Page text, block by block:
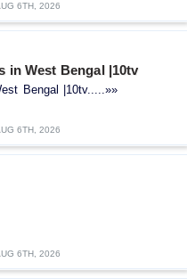
6TH, 2026
West Bengal |10tv
Bengal |10tv.....»»
6TH, 2026
6TH, 2026